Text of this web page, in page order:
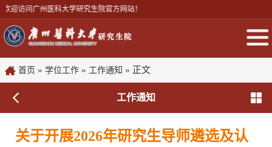
问广州医科大学研究生院官方网站！
首页 » 学位工作 » 工作通知 » 正文
工作通知
关于开展2026年研究生导师遴选及认